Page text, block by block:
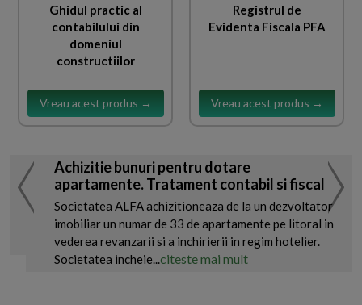
Ghidul practic al
contabilului din
domeniul
constructiilor
Vreau acest produs →
Registrul de
Evidenta Fiscala PFA
Vreau acest produs →
Achizitie bunuri pentru dotare
apartamente. Tratament contabil si fiscal
Societatea ALFA achizitioneaza de la un dezvoltator
imobiliar un numar de 33 de apartamente pe litoral in
vederea revanzarii si a inchirierii in regim hotelier.
Societatea incheie...citeste mai mult